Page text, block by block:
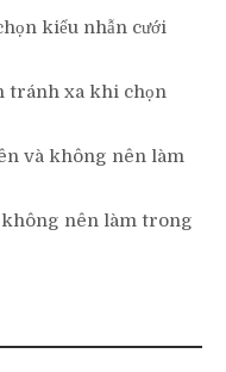
kiểu nhẫn cưới
tránh xa khi chọn
và không nên làm
nên làm trong